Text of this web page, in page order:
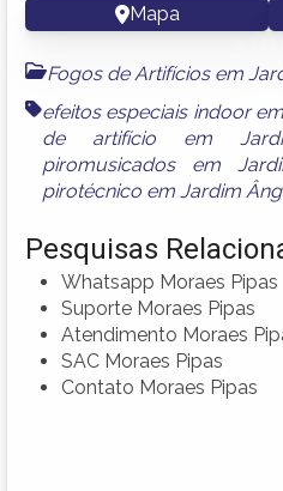
Mapa
Fogos de Artifícios em
efeitos especiais indoor
de artifício em
piromusicados em
pirotécnico em Jardim
Pesquisas
Whatsapp Moraes Pipas
Suporte Moraes Pipas
Atendimento Moraes
SAC Moraes Pipas
Contato Moraes Pipas